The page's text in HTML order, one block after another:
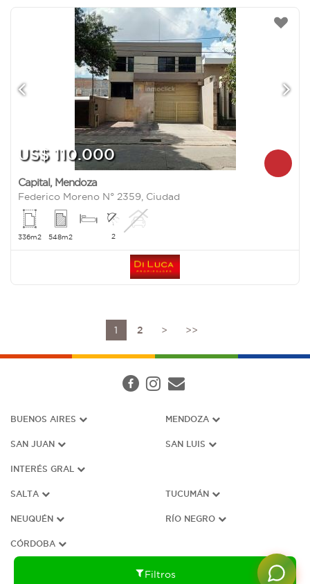
Filtros
US$ 110.000
Capital, Mendoza
Federico Moreno N° 2359, Ciudad
336m2 548m2 2
1 2 > >>
BUENOS AIRES MENDOZA
SAN JUAN SAN LUIS
INTERÉS GRAL
SALTA TUCUMÁN
NEUQUÉN RÍO NEGRO
CÓRDOBA